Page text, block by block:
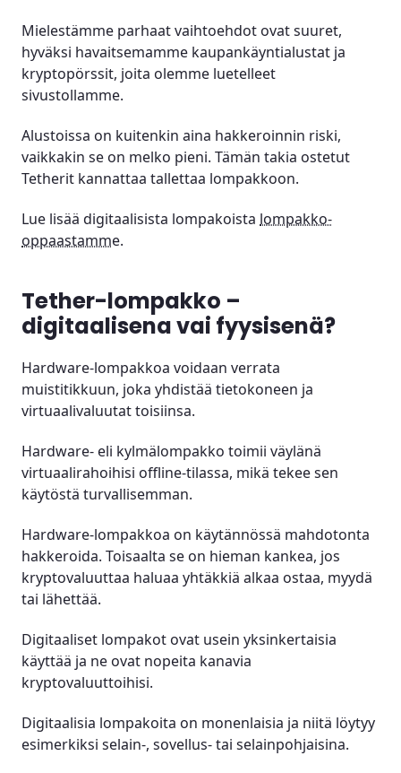
Mielestämme parhaat vaihtoehdot ovat suuret,
hyväksi havaitsemamme kaupankäyntialustat ja
kryptopörssit, joita olemme luetelleet
sivustollamme.
Alustoissa on kuitenkin aina hakkeroinnin riski,
vaikkakin se on melko pieni. Tämän takia ostetut
Tetherit kannattaa tallettaa lompakkoon.
Lue lisää digitaalisista lompakoista lompakko-
oppaastamme.
Tether-lompakko –
digitaalisena vai fyysisenä?
Hardware-lompakkoa voidaan verrata
muistitikkuun, joka yhdistää tietokoneen ja
virtuaalivaluutat toisiinsa.
Hardware- eli kylmälompakko toimii väylänä
virtuaalirahoihisi offline-tilassa, mikä tekee sen
käytöstä turvallisemman.
Hardware-lompakkoa on käytännössä mahdotonta
hakkeroida. Toisaalta se on hieman kankea, jos
kryptovaluuttaa haluaa yhtäkkiä alkaa ostaa, myydä
tai lähettää.
Digitaaliset lompakot ovat usein yksinkertaisia
käyttää ja ne ovat nopeita kanavia
kryptovaluuttoihisi.
Digitaalisia lompakoita on monenlaisia ja niitä löytyy
esimerkiksi selain-, sovellus- tai selainpohjaisina.